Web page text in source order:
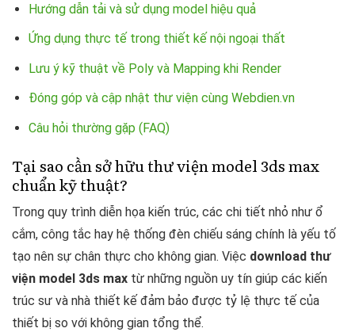
Hướng dẫn tải và sử dụng model hiệu quả
Ứng dụng thực tế trong thiết kế nội ngoại thất
Lưu ý kỹ thuật về Poly và Mapping khi Render
Đóng góp và cập nhật thư viện cùng Webdien.vn
Câu hỏi thường gặp (FAQ)
Tại sao cần sở hữu thư viện model 3ds max
chuẩn kỹ thuật?
Trong quy trình diễn họa kiến trúc, các chi tiết nhỏ như ổ
cắm, công tắc hay hệ thống đèn chiếu sáng chính là yếu tố
tạo nên sự chân thực cho không gian. Việc download thư
viện model 3ds max từ những nguồn uy tín giúp các kiến
trúc sư và nhà thiết kế đảm bảo được tỷ lệ thực tế của
thiết bị so với không gian tổng thể.